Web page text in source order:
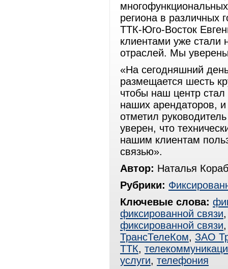
региона в различных
ТТК-Юго-Восток
клиентами уже стали
отраслей. Мы
«На сегодняшний
размещается шесть
чтобы наш центр
наших арендаторов,
отметил
уверен, что
нашим клиентам
связью».
Автор: Наталья
Рубрики:
Ключевые слова:
фиксированной связи
фиксированной связи
ТрансТелеКом, ЗАО
ТТК,
услуги, телефония